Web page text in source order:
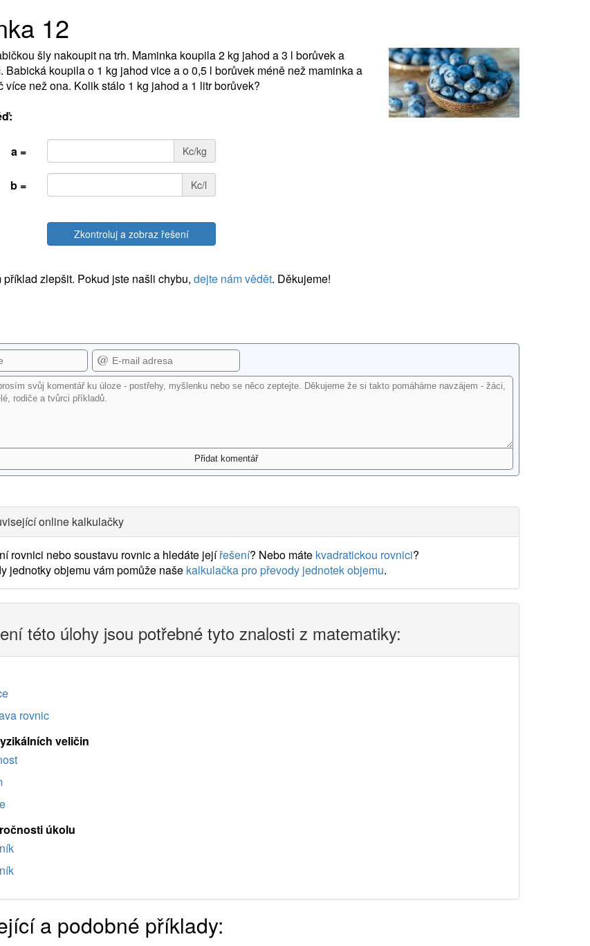
12
šly nakoupit na trh. Maminka koupila 2 kg jahod a 3 l borůvek a
Babická koupila o 1 kg jahod vice a o 0,5 l borůvek méně než maminka a
více než ona. Kolik stálo 1 kg jahod a 1 litr borůvek?
a = Kc/kg
b = Kc/l
Zkontroluj a zobraz řešení
příklad zlepšit. Pokud jste našli chybu, dejte nám vědět. Děkujeme!
online kalkulačky
rovnici nebo soustavu rovnic a hledáte jejířešení? Nebo máte kvadratickou rovnici?
jednotky objemu vám pomůže naše kalkulačka pro převody jednotek objemu.
této úlohy jsou potřebné tyto znalosti z matematiky:
rovnic
veličin
úkolu
a podobné příklady: